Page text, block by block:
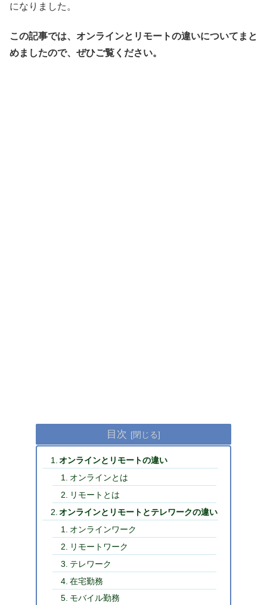
になりました。
この記事では、オンラインとリモートの違いについてまと
めましたので、ぜひご覧ください。
目次
オンラインとリモートの違い
オンラインとは
リモートとは
オンラインとリモートとテレワークの違い
オンラインワーク
リモートワーク
テレワーク
在宅勤務
モバイル勤務